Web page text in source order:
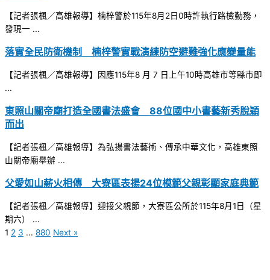
【記者張楓／高雄報導】楠梓警於115年8月2日0時許執行路檢勤務，
發現一 ...
落實全民防衛機制 楠梓警實戰演練防空避難強化應變量能
【記者張楓／高雄報導】因應115年8 月 7 日上午10時高雄市等縣市即
...
東照山關帝廟打造全國書法盛會 88位國中小書藝新秀脫穎
而出
【記者張楓／高雄報導】為弘揚書法藝術、傳承中華文化，高雄東照
山關帝廟舉辦 ...
父愛如山薪火相傳 大寮區表揚24位模範父親彰顯家庭典範
【記者張楓／高雄報導】迎接父親節，大寮區公所於115年8月1日（星
期六） ...
1 2 3 ... 880 Next »